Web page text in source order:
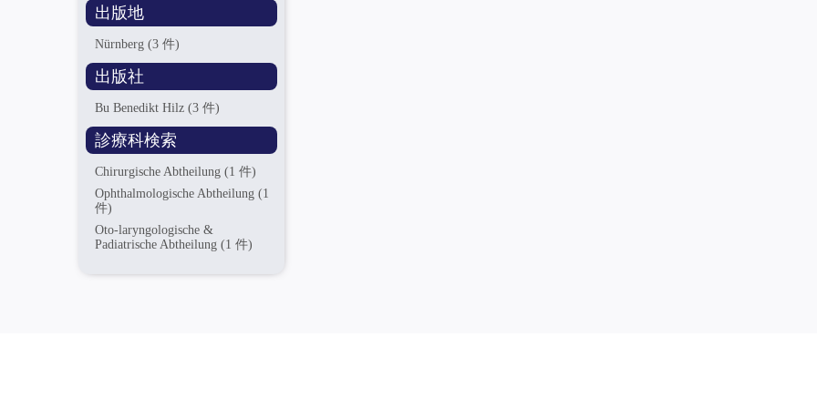
出版地
Nürnberg(3 件)
出版社
Bu Benedikt Hilz(3 件)
診療科検索
Chirurgische Abtheilung(1 件)
Ophthalmologische Abtheilung(1
件)
Oto-laryngologische &
Padiatrische Abtheilung(1 件)